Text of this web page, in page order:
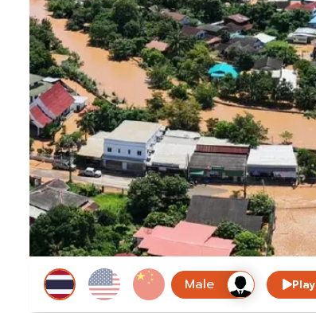
Play